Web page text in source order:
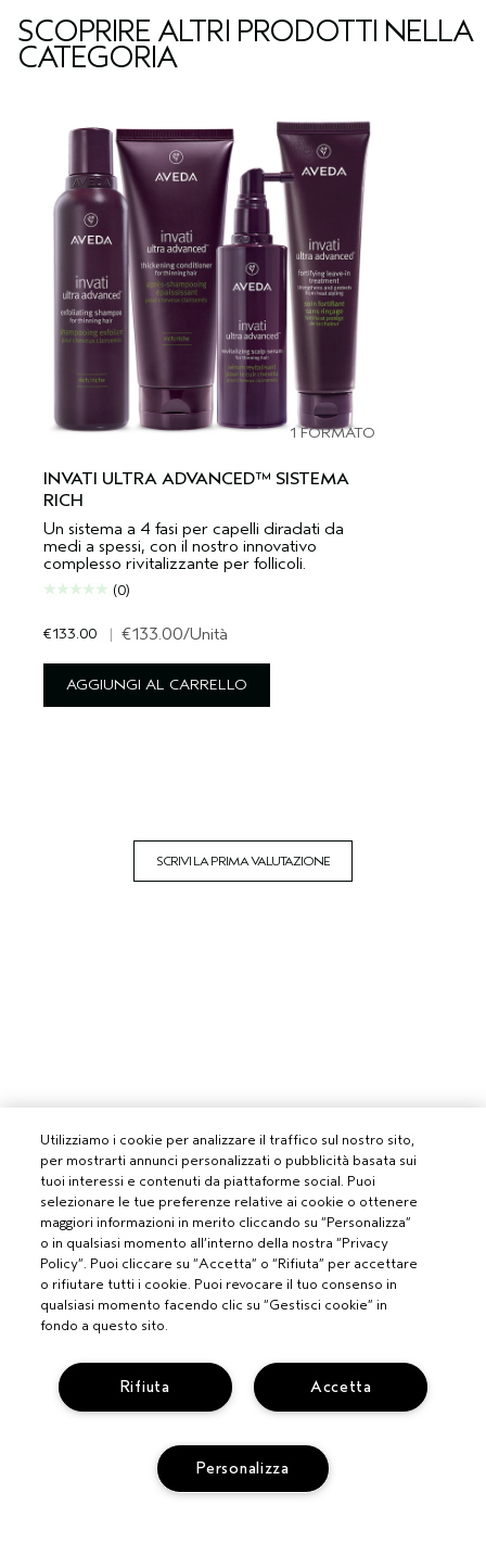
SCOPRIRE ALTRI PRODOTTI NELLA
CATEGORIA
1 FORMATO
INVATI ULTRA ADVANCED™ SISTEMA
RICH
Un sistema a 4 fasi per capelli diradati da
medi a spessi, con il nostro innovativo
complesso rivitalizzante per follicoli.
(0)
€133.00 | €133.00/Unità
AGGIUNGI AL CARRELLO
SCRIVI LA PRIMA VALUTAZIONE
PROFESSIONISTI
DIVENTA UN SALONE AVEDA
BISOGNO DI AIUTO?
Utilizziamo i cookie per analizzare il traffico sul nostro sito,
per mostrarti annunci personalizzati o pubblicità basata sui
tuoi interessi e contenuti da piattaforme social. Puoi
selezionare le tue preferenze relative ai cookie o ottenere
maggiori informazioni in merito cliccando su “Personalizza”
o in qualsiasi momento all’interno della nostra “Privacy
Policy”. Puoi cliccare su “Accetta” o “Rifiuta” per accettare
o rifiutare tutti i cookie. Puoi revocare il tuo consenso in
qualsiasi momento facendo clic su “Gestisci cookie” in
fondo a questo sito.
Accetta
Rifiuta
Personalizza